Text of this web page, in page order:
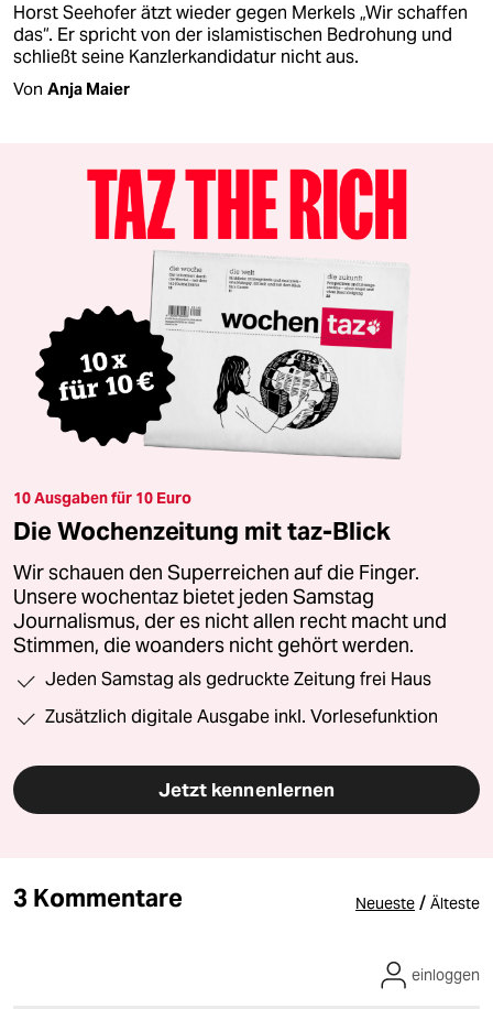
Horst Seehofer ätzt wieder gegen Merkels „Wir schaffen
das“. Er spricht von der islamistischen Bedrohung und
schließt seine Kanzlerkandidatur nicht aus.
Von Anja Maier
10 Ausgaben für 10 Euro
Die Wochenzeitung mit taz-Blick
Wir schauen den Superreichen auf die Finger.
Unsere wochentaz bietet jeden Samstag
Journalismus, der es nicht allen recht macht und
Stimmen, die woanders nicht gehört werden.
Jeden Samstag als gedruckte Zeitung frei Haus
Zusätzlich digitale Ausgabe inkl. Vorlesefunktion
Jetzt kennenlernen
3 Kommentare Neueste / Älteste
einloggen